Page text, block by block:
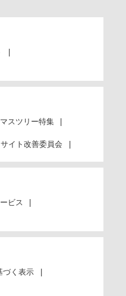
スツリー特集
イト改善委員会
ビス
づく表示